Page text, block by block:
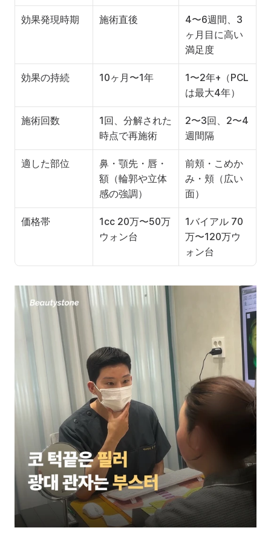
効果発現時期 施術直後
4〜6週間、3
ヶ月目に高い
満足度
効果の持続 10ヶ月〜1年
1〜2年+（PCL
は最大4年）
施術回数
1回、分解された
時点で再施術
2〜3回、2〜4
週間隔
適した部位
鼻・顎先・唇・
額（輪郭や立体
感の強調）
前頬・こめか
み・頬（広い
面）
価格帯
1cc 20万〜50万
ウォン台
1バイアル 70
万〜120万ウ
ォン台